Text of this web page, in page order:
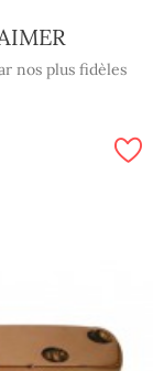
nos plus fidèles